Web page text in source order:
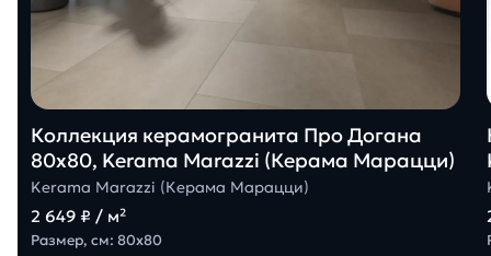
Коллекция керамогранита Про Догана
80х80, Kerama Marazzi (Керама Марацци)
Kerama Marazzi (Керама Марацци)
2 649 ₽ / м²
Размер, см: 80х80